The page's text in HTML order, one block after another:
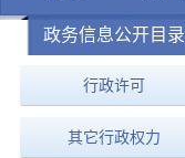
政务信息公开目录
行政许可
其它行政权力